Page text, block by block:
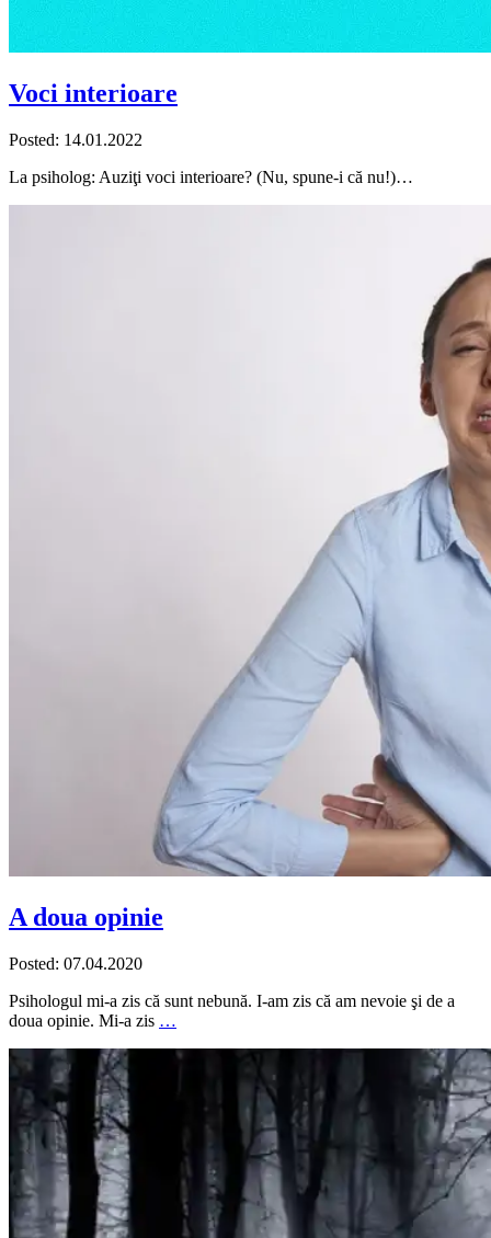
Voci interioare
Posted: 14.01.2022
La psiholog: Auziţi voci interioare? (Nu, spune-i că nu!)…
A doua opinie
Posted: 07.04.2020
Psihologul mi-a zis că sunt nebună. I-am zis că am nevoie şi de a
doua opinie. Mi-a zis …